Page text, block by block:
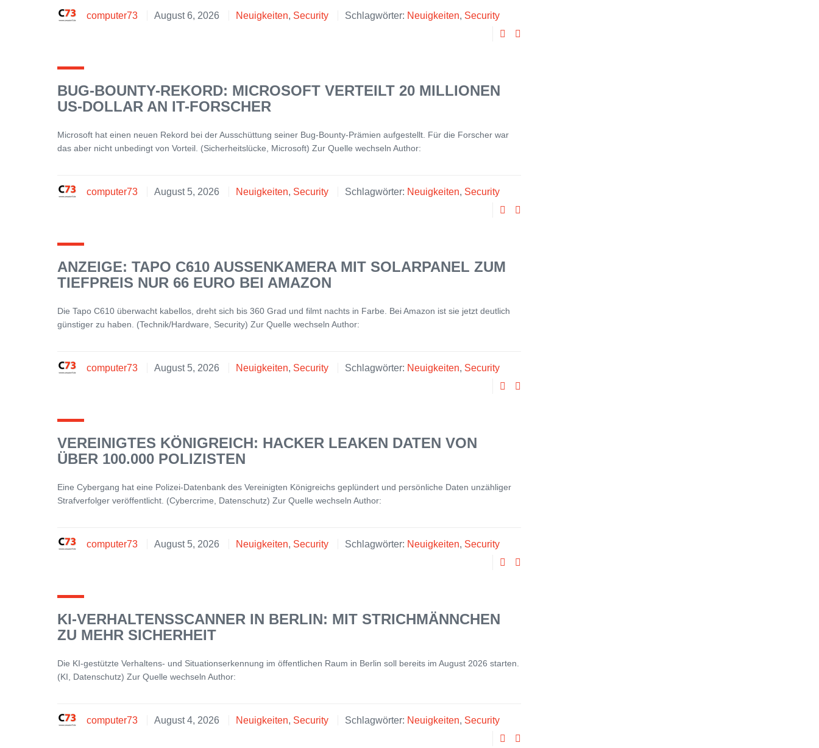
computer73 August 6, 2026 Neuigkeiten, Security Schlagwörter: Neuigkeiten, Security
BUG-BOUNTY-REKORD: MICROSOFT VERTEILT 20 MILLIONEN
US-DOLLAR AN IT-FORSCHER
Microsoft hat einen neuen Rekord bei der Ausschüttung seiner Bug-Bounty-Prämien aufgestellt. Für die Forscher war
das aber nicht unbedingt von Vorteil. (Sicherheitslücke, Microsoft) Zur Quelle wechseln Author:
computer73 August 5, 2026 Neuigkeiten, Security Schlagwörter: Neuigkeiten, Security
ANZEIGE: TAPO C610 AUSSENKAMERA MIT SOLARPANEL ZUM T
IEFPREIS NUR 66 EURO BEI AMAZON
Die Tapo C610 überwacht kabellos, dreht sich bis 360 Grad und filmt nachts in Farbe. Bei Amazon ist sie jetzt deutlich
günstiger zu haben. (Technik/Hardware, Security) Zur Quelle wechseln Author:
computer73 August 5, 2026 Neuigkeiten, Security Schlagwörter: Neuigkeiten, Security
VEREINIGTES KÖNIGREICH: HACKER LEAKEN DATEN VON
ÜBER 100.000 POLIZISTEN
Eine Cybergang hat eine Polizei-Datenbank des Vereinigten Königreichs geplündert und persönliche Daten unzähliger
Strafverfolger veröffentlicht. (Cybercrime, Datenschutz) Zur Quelle wechseln Author:
computer73 August 5, 2026 Neuigkeiten, Security Schlagwörter: Neuigkeiten, Security
KI-VERHALTENSSCANNER IN BERLIN: MIT STRICHMÄNNCHEN
ZU MEHR SICHERHEIT
Die KI-gestützte Verhaltens- und Situationserkennung im öffentlichen Raum in Berlin soll bereits im August 2026 starten.
(KI, Datenschutz) Zur Quelle wechseln Author:
computer73 August 4, 2026 Neuigkeiten, Security Schlagwörter: Neuigkeiten, Security